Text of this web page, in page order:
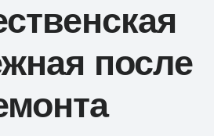
после